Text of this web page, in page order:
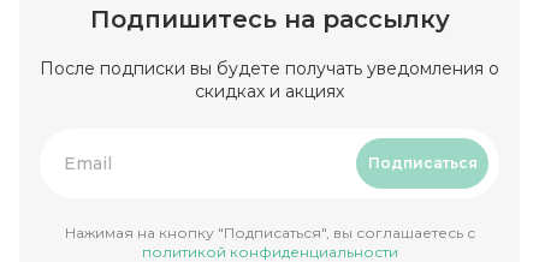
Подпишитесь на рассылку
После подписки вы будете получать уведомления о
скидках и акциях
Подписаться
Нажимая на кнопку "Подписаться", вы соглашаетесь с
политикой конфиденциальности